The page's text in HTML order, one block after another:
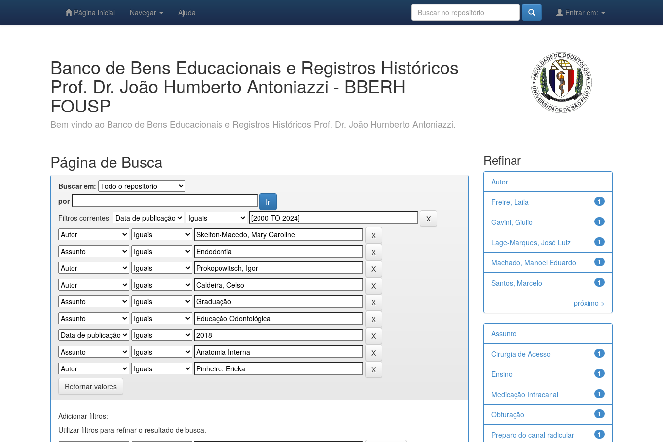
Página inicial Navegar Ajuda Entrar em:
Banco de Bens Educacionais e Registros Históricos
Prof. Dr. João Humberto Antoniazzi - BBERH
FOUSP
Bem vindo ao Banco de Bens Educacionais e Registros Históricos Prof. Dr. João Humberto Antoniazzi.
Página de Busca
Buscar em:
por
Filtros correntes:
Retornar valores
Adicionar filtros:
Utilizar filtros para refinar o resultado de busca.
Refinar
Autor
1
Freire, Laila
1
Gavini, Giulio
1
Lage-Marques, José Luiz
1
Machado, Manoel Eduardo
1
Santos, Marcelo
próximo >
Assunto
1
Cirurgia de Acesso
1
Ensino
1
Medicação Intracanal
1
Obturação
1
Preparo do canal radicular